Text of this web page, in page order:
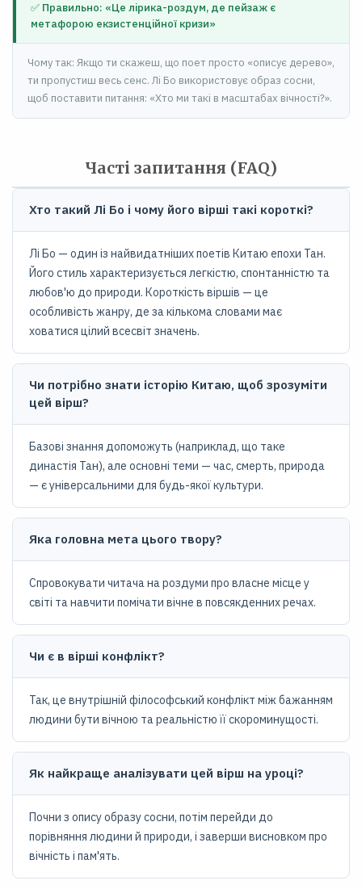
✅ Правильно: «Це лірика-роздум, де пейзаж є
метафорою екзистенційної кризи»
Чому так: Якщо ти скажеш, що поет просто «описує дерево»,
ти пропустиш весь сенс. Лі Бо використовує образ сосни,
щоб поставити питання: «Хто ми такі в масштабах вічності?».
Часті запитання (FAQ)
Хто такий Лі Бо і чому його вірші такі короткі?
Лі Бо — один із найвидатніших поетів Китаю епохи Тан.
Його стиль характеризується легкістю, спонтанністю та
любов'ю до природи. Короткість віршів — це
особливість жанру, де за кількома словами має
ховатися цілий всесвіт значень.
Чи потрібно знати історію Китаю, щоб зрозуміти
цей вірш?
Базові знання допоможуть (наприклад, що таке
династія Тан), але основні теми — час, смерть, природа
— є універсальними для будь-якої культури.
Яка головна мета цього твору?
Спровокувати читача на роздуми про власне місце у
світі та навчити помічати вічне в повсякденних речах.
Чи є в вірші конфлікт?
Так, це внутрішній філософський конфлікт між бажанням
людини бути вічною та реальністю її скороминущості.
Як найкраще аналізувати цей вірш на уроці?
Почни з опису образу сосни, потім перейди до
порівняння людини й природи, і заверши висновком про
вічність і пам'ять.